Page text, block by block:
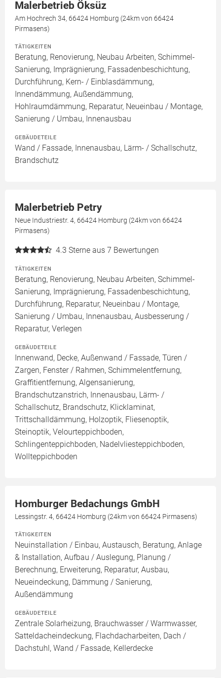
Malerbetrieb Öksüz
Am Hochrech 34, 66424 Homburg (24km von 66424
Pirmasens)
TÄTIGKEITEN
Beratung, Renovierung, Neubau Arbeiten, Schimmel-
Sanierung, Imprägnierung, Fassadenbeschichtung,
Durchführung, Kern- / Einblasdämmung,
Innendämmung, Außendämmung,
Hohlraumdämmung, Reparatur, Neueinbau / Montage,
Sanierung / Umbau, Innenausbau
GEBÄUDETEILE
Wand / Fassade, Innenausbau, Lärm- / Schallschutz,
Brandschutz
Malerbetrieb Petry
Neue Industriestr. 4, 66424 Homburg (24km von 66424
Pirmasens)
4.3 Sterne aus 7 Bewertungen
TÄTIGKEITEN
Beratung, Renovierung, Neubau Arbeiten, Schimmel-
Sanierung, Imprägnierung, Fassadenbeschichtung,
Durchführung, Reparatur, Neueinbau / Montage,
Sanierung / Umbau, Innenausbau, Ausbesserung /
Reparatur, Verlegen
GEBÄUDETEILE
Innenwand, Decke, Außenwand / Fassade, Türen /
Zargen, Fenster / Rahmen, Schimmelentfernung,
Graffitientfernung, Algensanierung,
Brandschutzanstrich, Innenausbau, Lärm- /
Schallschutz, Brandschutz, Klicklaminat,
Trittschalldämmung, Holzoptik, Fliesenoptik,
Steinoptik, Velourteppichboden,
Schlingenteppichboden, Nadelvliesteppichboden,
Wollteppichboden
Homburger Bedachungs GmbH
Lessingstr. 4, 66424 Homburg (24km von 66424 Pirmasens)
TÄTIGKEITEN
Neuinstallation / Einbau, Austausch, Beratung, Anlage
& Installation, Aufbau / Auslegung, Planung /
Berechnung, Erweiterung, Reparatur, Ausbau,
Neueindeckung, Dämmung / Sanierung,
Außendämmung
GEBÄUDETEILE
Zentrale Solarheizung, Brauchwasser / Warmwasser,
Satteldacheindeckung, Flachdacharbeiten, Dach /
Dachstuhl, Wand / Fassade, Kellerdecke